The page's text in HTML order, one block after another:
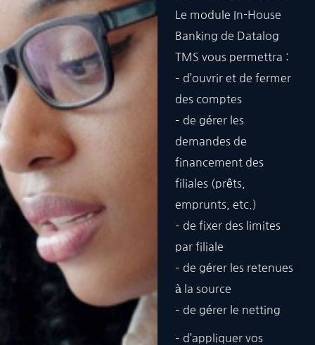
Le module In-House
Banking de Datalog
TMS vous permettra :
– d’ouvrir et de fermer
des comptes
– de gérer les
demandes de
financement des
filiales (prêts,
emprunts, etc.)
– de fixer des limites
par filiale
– de gérer les retenues
à la source
– de gérer le netting
– d’appliquer vos